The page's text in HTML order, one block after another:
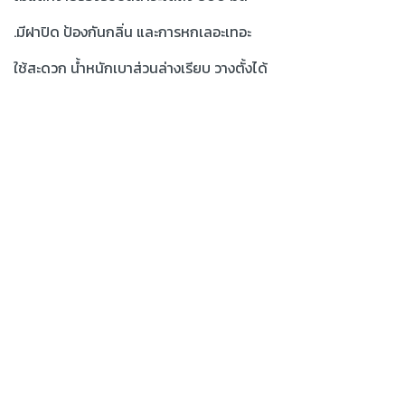
.มีฝาปิด ป้องกันกลิ่น และการหกเลอะเทอะ
ใช้สะดวก น้ำหนักเบาส่วนล่างเรียบ วางตั้งได้